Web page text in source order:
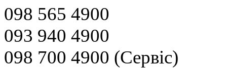
098 565 4900
093 940 4900
098 700 4900 (Сервіс)